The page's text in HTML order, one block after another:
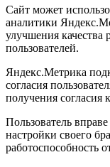
Сайт может
аналитики
улучшения качества
пользователей.
Яндекс.Метрика
согласия
получения согласия
Пользователь
настройки своего
работоспособность